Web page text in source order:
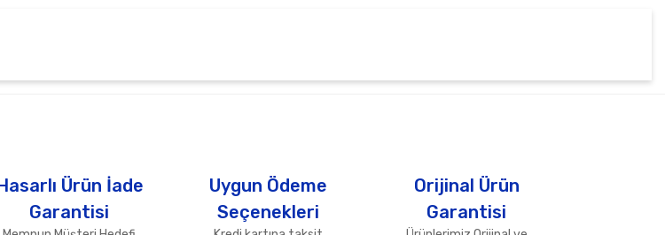
Ürün İade
Garantisi
Uygun Ödeme
Seçenekleri
Orijinal Ürün
Garantisi